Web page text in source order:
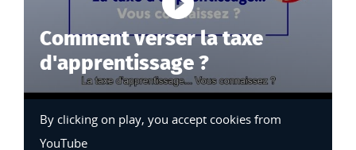
Comment verser la taxe
d'apprentissage ?
Start the
By clicking on play, you accept cookies from
YouTube